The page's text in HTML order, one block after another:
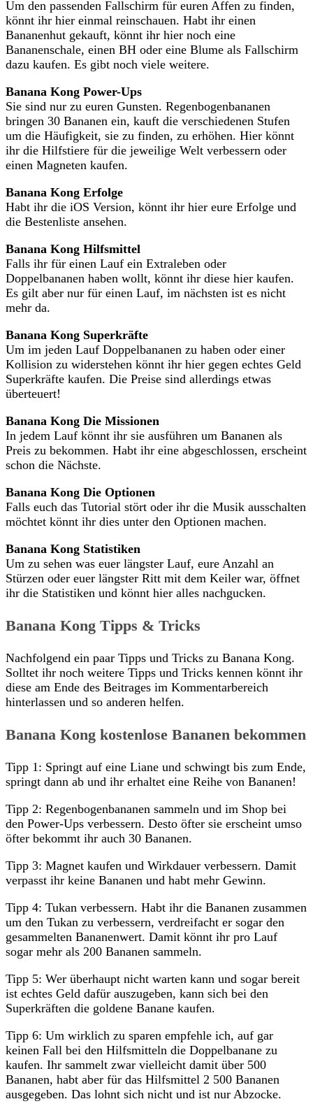
Um den passenden Fallschirm für euren Affen zu finden,
könnt ihr hier einmal reinschauen. Habt ihr einen
Bananenhut gekauft, könnt ihr hier noch eine
Bananenschale, einen BH oder eine Blume als Fallschirm
dazu kaufen. Es gibt noch viele weitere.
Banana Kong Power-Ups
Sie sind nur zu euren Gunsten. Regenbogenbananen
bringen 30 Bananen ein, kauft die verschiedenen Stufen
um die Häufigkeit, sie zu finden, zu erhöhen. Hier könnt
ihr die Hilfstiere für die jeweilige Welt verbessern oder
einen Magneten kaufen.
Banana Kong Erfolge
Habt ihr die iOS Version, könnt ihr hier eure Erfolge und
die Bestenliste ansehen.
Banana Kong Hilfsmittel
Falls ihr für einen Lauf ein Extraleben oder
Doppelbananen haben wollt, könnt ihr diese hier kaufen.
Es gilt aber nur für einen Lauf, im nächsten ist es nicht
mehr da.
Banana Kong Superkräfte
Um im jeden Lauf Doppelbananen zu haben oder einer
Kollision zu widerstehen könnt ihr hier gegen echtes Geld
Superkräfte kaufen. Die Preise sind allerdings etwas
überteuert!
Banana Kong Die Missionen
In jedem Lauf könnt ihr sie ausführen um Bananen als
Preis zu bekommen. Habt ihr eine abgeschlossen, erscheint
schon die Nächste.
Banana Kong Die Optionen
Falls euch das Tutorial stört oder ihr die Musik ausschalten
möchtet könnt ihr dies unter den Optionen machen.
Banana Kong Statistiken
Um zu sehen was euer längster Lauf, eure Anzahl an
Stürzen oder euer längster Ritt mit dem Keiler war, öffnet
ihr die Statistiken und könnt hier alles nachgucken.
Banana Kong Tipps & Tricks
Nachfolgend ein paar Tipps und Tricks zu Banana Kong.
Solltet ihr noch weitere Tipps und Tricks kennen könnt ihr
diese am Ende des Beitrages im Kommentarbereich
hinterlassen und so anderen helfen.
Banana Kong kostenlose Bananen bekommen
Tipp 1: Springt auf eine Liane und schwingt bis zum Ende,
springt dann ab und ihr erhaltet eine Reihe von Bananen!
Tipp 2: Regenbogenbananen sammeln und im Shop bei
den Power-Ups verbessern. Desto öfter sie erscheint umso
öfter bekommt ihr auch 30 Bananen.
Tipp 3: Magnet kaufen und Wirkdauer verbessern. Damit
verpasst ihr keine Bananen und habt mehr Gewinn.
Tipp 4: Tukan verbessern. Habt ihr die Bananen zusammen
um den Tukan zu verbessern, verdreifacht er sogar den
gesammelten Bananenwert. Damit könnt ihr pro Lauf
sogar mehr als 200 Bananen sammeln.
Tipp 5: Wer überhaupt nicht warten kann und sogar bereit
ist echtes Geld dafür auszugeben, kann sich bei den
Superkräften die goldene Banane kaufen.
Tipp 6: Um wirklich zu sparen empfehle ich, auf gar
keinen Fall bei den Hilfsmitteln die Doppelbanane zu
kaufen. Ihr sammelt zwar vielleicht damit über 500
Bananen, habt aber für das Hilfsmittel 2 500 Bananen
ausgegeben. Das lohnt sich nicht und ist nur Abzocke.